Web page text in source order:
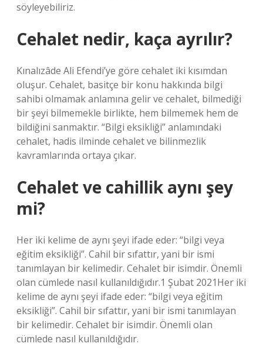
söyleyebiliriz.
Cehalet nedir, kaça ayrılır?
Kınalızâde Ali Efendi’ye göre cehalet iki kısımdan
oluşur. Cehalet, basitçe bir konu hakkında bilgi
sahibi olmamak anlamına gelir ve cehalet, bilmediği
bir şeyi bilmemekle birlikte, hem bilmemek hem de
bildiğini sanmaktır. “Bilgi eksikliği” anlamındaki
cehalet, hadis ilminde cehalet ve bilinmezlik
kavramlarında ortaya çıkar.
Cehalet ve cahillik aynı şey
mi?
Her iki kelime de aynı şeyi ifade eder: “bilgi veya
eğitim eksikliği”. Cahil bir sıfattır, yani bir ismi
tanımlayan bir kelimedir. Cehalet bir isimdir. Önemli
olan cümlede nasıl kullanıldığıdır.1 Şubat 2021Her iki
kelime de aynı şeyi ifade eder: “bilgi veya eğitim
eksikliği”. Cahil bir sıfattır, yani bir ismi tanımlayan
bir kelimedir. Cehalet bir isimdir. Önemli olan
cümlede nasıl kullanıldığıdır.